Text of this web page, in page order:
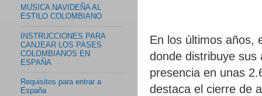
En los últimos años,
donde distribuye sus
presencia en unas
destaca el cierre de
MUSICA NAVIDEÑA AL
ESTILO COLOMBIANO
INSTRUCCIONES PARA
CANJEAR LOS PASES
COLOMBIANOS EN
ESPAÑA
Requisitos para entrar a
España